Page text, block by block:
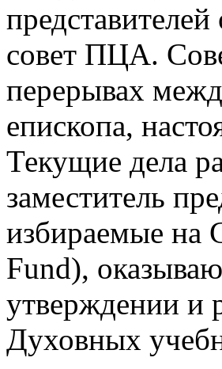
совет ПЦА.
перерывах
епископа,
Текущие дела
заместитель
избираемые
Fund),
утверждении и
Духовных